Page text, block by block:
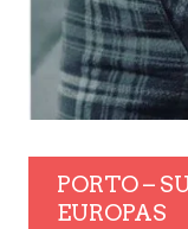
PORTO –
EUROPAS